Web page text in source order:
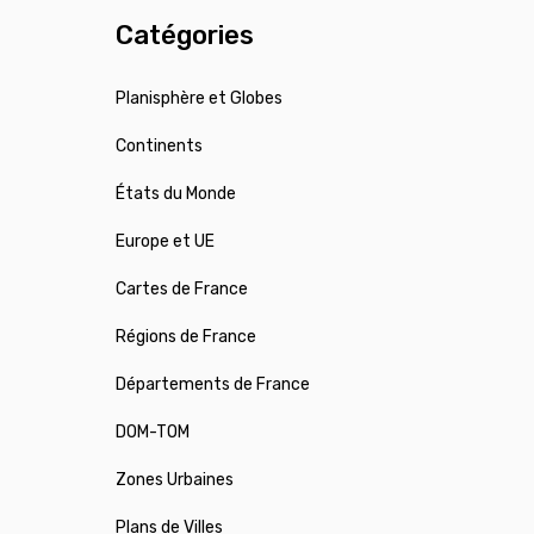
Catégories
Planisphère et Globes
Continents
États du Monde
Europe et UE
Cartes de France
Régions de France
Départements de France
DOM-TOM
Zones Urbaines
Plans de Villes